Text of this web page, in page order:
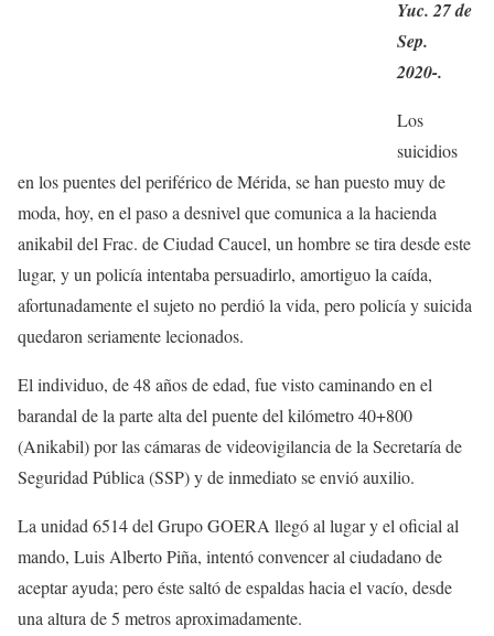
Yuc. 27 de
Sep.
2020-.
Los
suicidios
en los puentes del periférico de Mérida, se han puesto muy de
moda, hoy, en el paso a desnivel que comunica a la hacienda
anikabil del Frac. de Ciudad Caucel, un hombre se tira desde este
lugar, y un policía intentaba persuadirlo, amortiguo la caída,
afortunadamente el sujeto no perdió la vida, pero policía y suicida
quedaron seriamente lecionados.
El individuo, de 48 años de edad, fue visto caminando en el
barandal de la parte alta del puente del kilómetro 40+800
(Anikabil) por las cámaras de videovigilancia de la Secretaría de
Seguridad Pública (SSP) y de inmediato se envió auxilio.
La unidad 6514 del Grupo GOERA llegó al lugar y el oficial al
mando, Luis Alberto Piña, intentó convencer al ciudadano de
aceptar ayuda; pero éste saltó de espaldas hacia el vacío, desde
una altura de 5 metros aproximadamente.